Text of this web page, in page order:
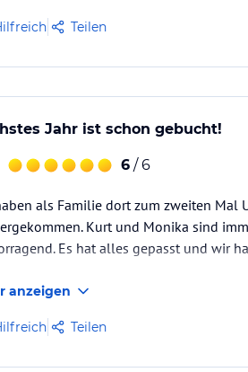
Teilen
Jahr ist schon gebucht!
6 / 6
als Familie dort zum zweiten Mal
Kurt und Monika sind
Es hat alles gepasst und wir
anzeigen
Teilen